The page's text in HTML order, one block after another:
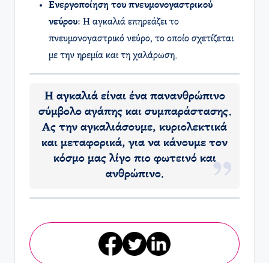
Ενεργοποίηση του πνευμονογαστρικού
νεύρου: Η αγκαλιά επηρεάζει το
πνευμονογαστρικό νεύρο, το οποίο σχετίζεται
με την ηρεμία και τη χαλάρωση.
Η αγκαλιά είναι ένα πανανθρώπινο
σύμβολο αγάπης και συμπαράστασης.
Ας την αγκαλιάσουμε, κυριολεκτικά
και μεταφορικά, για να κάνουμε τον
κόσμο μας λίγο πιο φωτεινό και
ανθρώπινο.